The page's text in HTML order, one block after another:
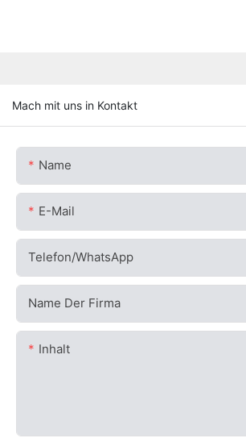
Mach mit uns in Kontakt
Name
E-Mail
Telefon/WhatsApp
Name Der Firma
Inhalt